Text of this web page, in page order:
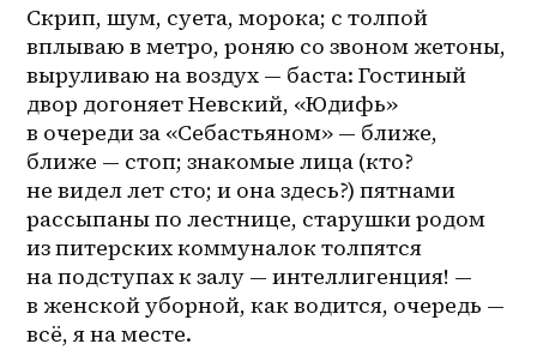
Скрип, шум, суета, морока; с толпой
вплываю в метро, роняю со звоном жетоны,
выруливаю на воздух — баста: Гостиный
двор догоняет Невский, «Юдифь»
в очереди за «Себастьяном» — ближе,
ближе — стоп; знакомые лица (кто?
не видел лет сто; и она здесь?) пятнами
рассыпаны по лестнице, старушки родом
из питерских коммуналок толпятся
на подступах к залу — интеллигенция! —
в женской уборной, как водится, очередь —
всё, я на месте.